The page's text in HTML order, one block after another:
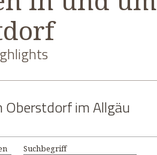
im Allgäu
Suchbegriff